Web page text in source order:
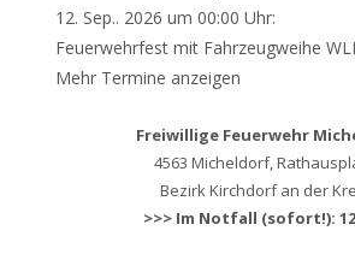
12. Sep.. 2026 um 00:00 Uhr:
Feuerwehrfest mit Fahrzeugweihe
Mehr Termine anzeigen
Freiwillige Feuerwehr
4563 Micheldorf,
Bezirk Kirchdorf an der
>>> Im Notfall (sofort!):